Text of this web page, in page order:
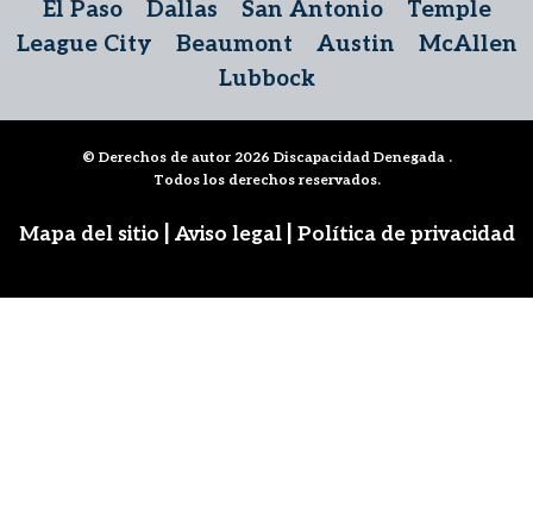
El Paso
Dallas San Antonio
Temple
League City
Beaumont Austin
McAllen
Lubbock
© Derechos de autor 2026 Discapacidad Denegada .
Todos los derechos reservados.
Mapa del sitio Aviso legal Política de privacidad